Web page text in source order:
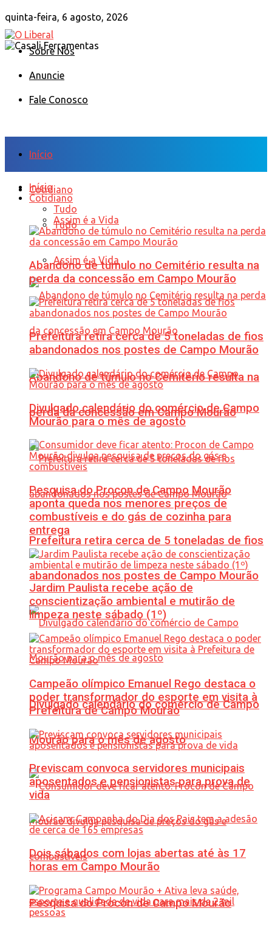
quinta-feira, 6 agosto, 2026
Sobre Nós
Anuncie
Fale Conosco
Início
Cotidiano
Tudo
Assim é a Vida
Abandono de túmulo no Cemitério resulta na
perda da concessão em Campo Mourão
Prefeitura retira cerca de 5 toneladas de fios
abandonados nos postes de Campo Mourão
Divulgado calendário do comércio de Campo
Mourão para o mês de agosto
Pesquisa do Procon de Campo Mourão
Início
Cotidiano
Tudo
Assim é a Vida
Abandono de túmulo no Cemitério resulta na
perda da concessão em Campo Mourão
Prefeitura retira cerca de 5 toneladas de fios
abandonados nos postes de Campo Mourão
Divulgado calendário do comércio de Campo
Mourão para o mês de agosto
Pesquisa do Procon de Campo Mourão
aponta queda nos menores preços de
combustíveis e do gás de cozinha para
entrega
Jardim Paulista recebe ação de
conscientização ambiental e mutirão de
limpeza neste sábado (1º)
Campeão olímpico Emanuel Rego destaca o
poder transformador do esporte em visita à
Prefeitura de Campo Mourão
Previscam convoca servidores municipais
aposentados e pensionistas para prova de
vida
Dois sábados com lojas abertas até às 17
horas em Campo Mourão